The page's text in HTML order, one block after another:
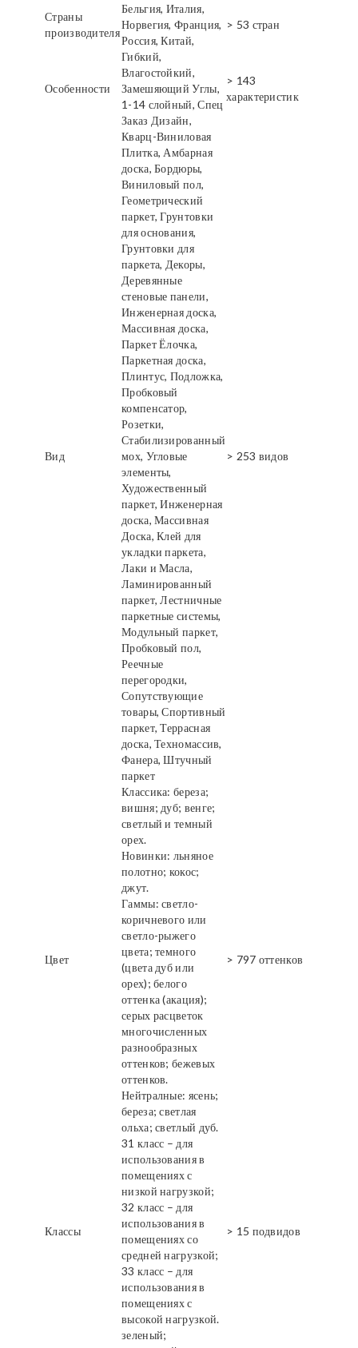
Страны
производителя
Бельгия, Италия,
Норвегия, Франция,
Россия, Китай,
> 53 стран
Особенности
Гибкий,
Влагостойкий,
Замешяющий Углы,
1-14 слойный, Спец
Заказ Дизайн,
> 143
характеристик
Вид
Кварц-Виниловая
Плитка, Амбарная
доска, Бордюры,
Виниловый пол,
Геометрический
паркет, Грунтовки
для основания,
Грунтовки для
паркета, Декоры,
Деревянные
стеновые панели,
Инженерная доска,
Массивная доска,
Паркет Ёлочка,
Паркетная доска,
Плинтус, Подложка,
Пробковый
компенсатор,
Розетки,
Стабилизированный
мох, Угловые
элементы,
Художественный
паркет, Инженерная
доска, Массивная
Доска, Клей для
укладки паркета,
Лаки и Масла,
Ламинированный
паркет, Лестничные
паркетные системы,
Модульный паркет,
Пробковый пол,
Реечные
перегородки,
Сопутствующие
товары, Спортивный
паркет, Террасная
доска, Техномассив,
Фанера, Штучный
паркет
> 253 видов
Цвет
Классика: береза;
вишня; дуб; венге;
светлый и темный
орех.
Новинки: льняное
полотно; кокос;
джут.
Гаммы: светло-
коричневого или
светло-рыжего
цвета; темного
(цвета дуб или
орех); белого
оттенка (акация);
серых расцветок
многочисленных
разнообразных
оттенков; бежевых
оттенков.
Нейтралные: ясень;
береза; светлая
ольха; светлый дуб.
> 797 оттенков
Классы
31 класс – для
использования в
помещениях с
низкой нагрузкой;
32 класс – для
использования в
помещениях со
средней нагрузкой;
33 класс – для
использования в
помещениях с
высокой нагрузкой.
> 15 подвидов
зеленый;